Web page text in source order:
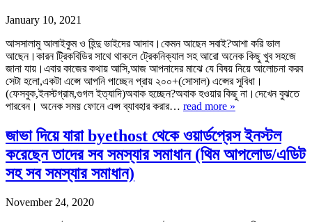
January 10, 2021
আসসালামু আলাইকুম ও হিন্দু ভাইদের আদাব।কেমন আছেন সবাই?আশা করি ভাল
আছেন।কারন ট্রিকবিডির সাথে থাকলে ট্রেকনিক্যাল সহ আরো অনেক কিছু খুব সহজে
জানা যায়।এবার কাজের কথায় আসি,আজ আপনাদের মাঝে যে বিষয় নিয়ে আলোচনা করব
সেটা হলো,একটা এপ্সে আপনি পাচ্ছেন প্রায় ২০০+(সোসাল) এপ্সের সুবিধা।
(ফেসবুক,ইনস্টগ্রাম,গুগল ইত্যাদি)অবাক হচ্ছেন?অবাক হওয়ার কিছু না।দেখেন বুঝতে
পারবেন। অনেক সময় ফোনে এপ্স ব্যাবহার করার… read more »
জাভা দিয়ে যারা byethost থেকে ওয়ার্ডপ্রেস ইনস্টল
করেছেন তাদের সব সমস্যার সমাধান (থিম আপলোড/এডিট
সহ সব সমস্যার সমাধান)
November 24, 2020